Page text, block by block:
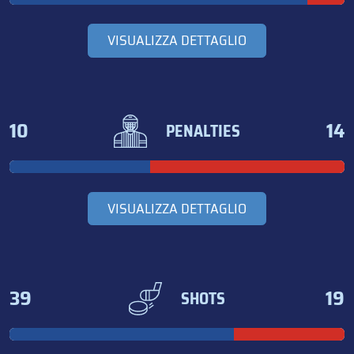
VISUALIZZA DETTAGLIO
10 PENALTIES 14
VISUALIZZA DETTAGLIO
39 SHOTS 19